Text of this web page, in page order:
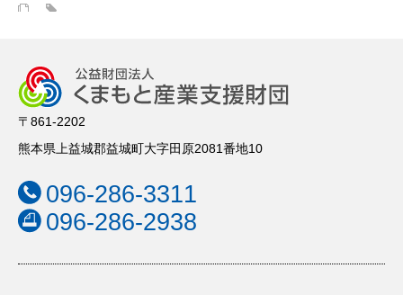
〒861-2202
熊本県上益城郡益城町大字田原2081番地10
096-286-3311
096-286-2938